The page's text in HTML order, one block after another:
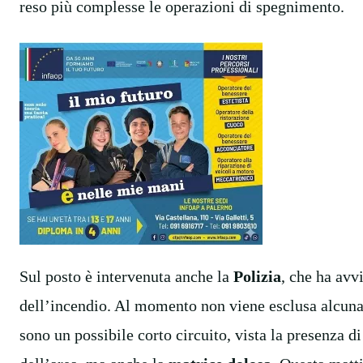
reso più complesse le operazioni di spegnimento.
Sul posto è intervenuta anche la Polizia, che ha
dell’incendio. Al momento non viene esclusa
sono un possibile corto circuito, vista la presenza